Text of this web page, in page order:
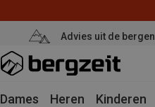
Advies uit de bergen
Dames Heren Kinderen